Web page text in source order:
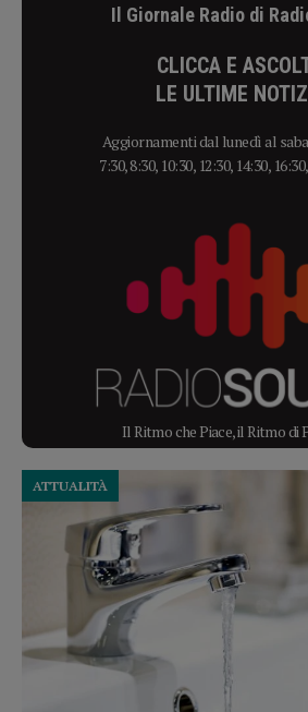
Il Giornale Radio di
CLICCA E
LE ULTIME
Aggiornamenti dal lunedì al
7:30, 8:30, 10:30, 12:30, 14:30,
Il Ritmo che Piace, il Ritmo di
ATTUALITÀ